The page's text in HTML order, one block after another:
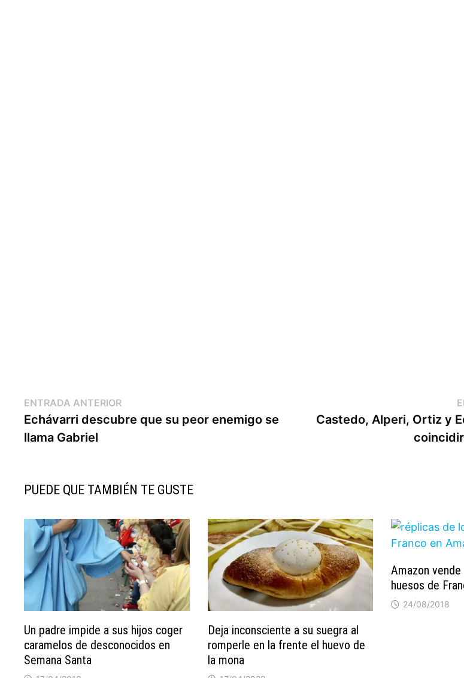
Navegación
de
ENTRADA ANTERIOREntrada
anterior:
Echávarri descubre que su peor enemigo se
llama Gabriel
Castedo, Alperi, Ortiz y
PUEDE QUE TAMBIÉN TE GUSTE
Un padre impide a sus hijos coger
caramelos de desconocidos en
Semana Santa
Deja inconsciente a su suegra al
romperle en la frente el huevo de
la mona
Amazon
huesos de
24/08/2018